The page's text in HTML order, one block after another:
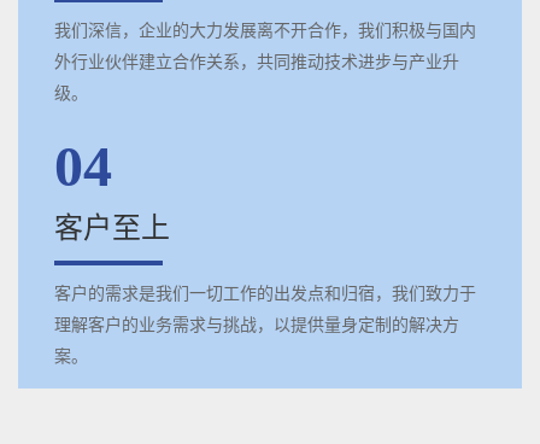
我们深信，企业的大力发展离不开合作，我们积极与国内
外行业伙伴建立合作关系，共同推动技术进步与产业升
级。
04
客户至上
客户的需求是我们一切工作的出发点和归宿，我们致力于
理解客户的业务需求与挑战，以提供量身定制的解决方
案。